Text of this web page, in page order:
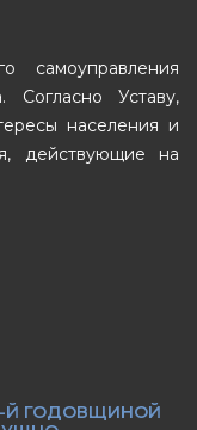
самоуправления
Согласно Уставу,
населения и
действующие на
Й ГОДОВЩИНОЙ